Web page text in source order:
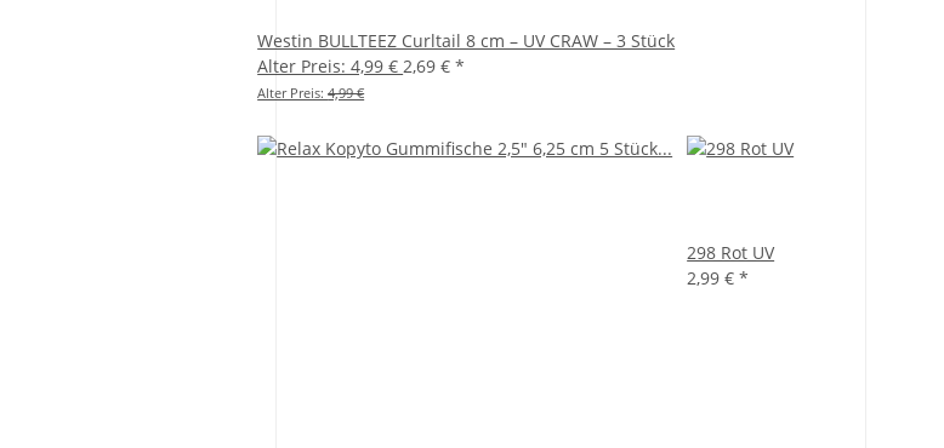
Westin BULLTEEZ Curltail 8 cm – UV CRAW – 3 Stück
Alter Preis: 4,99 €2,69 €*
Alter Preis:4,99 €
298 Rot UV
2,99 €*